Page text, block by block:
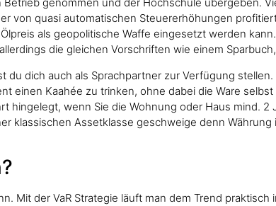
genommen und der Hochschule übergeben.
von quasi automatischen Steuererhöhungen
als geopolitische Waffe eingesetzt werden
die gleichen Vorschriften wie einem
dich auch als Sprachpartner zur Verfügung
einen Kaahée zu trinken, ohne dabei die Ware
hingelegt, wenn Sie die Wohnung oder Haus mind.
klassischen Assetklasse geschweige denn
Mit der VaR Strategie läuft man dem Trend